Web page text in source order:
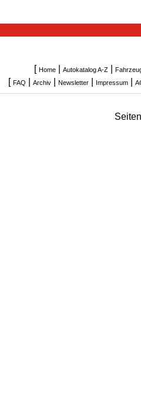
[ Home| Autokatalog A-Z|
[ FAQ Archiv Newsletter Impressum